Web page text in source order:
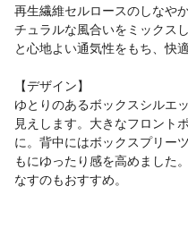
再生繊維セルロースのしなや
チュラルな風合いをミックス
と心地よい通気性をもち、快
【デザイン】
ゆとりのあるボックスシルエ
見えします。大きなフロント
に。背中にはボックスプリー
もにゆったり感を高めました
なすのもおすすめ。